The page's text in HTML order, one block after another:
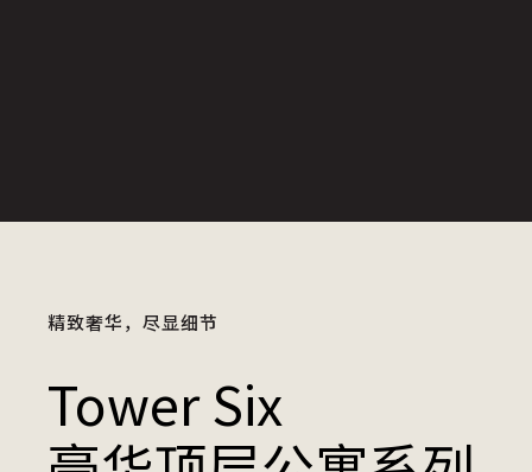
精致奢华，尽显细节
Tower Six